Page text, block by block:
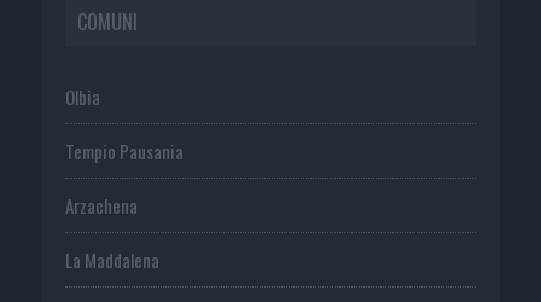
COMUNI
Olbia
Tempio Pausania
Arzachena
La Maddalena